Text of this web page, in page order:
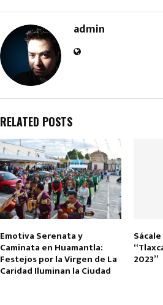
admin
RELATED POSTS
Emotiva Serenata y
Caminata en Huamantla:
Festejos por la Virgen de La
Caridad Iluminan la Ciudad
2023”
Reply